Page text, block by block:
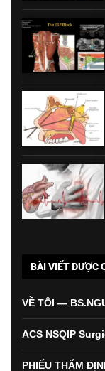
BÀI VIẾT ĐƯỢC
VỀ TÔI —
ACS NSQIP
PHIẾU THẨM